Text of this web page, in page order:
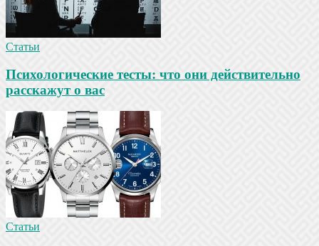
Статьи
Психологические тесты: что они действительно
расскажут о вас
Статьи